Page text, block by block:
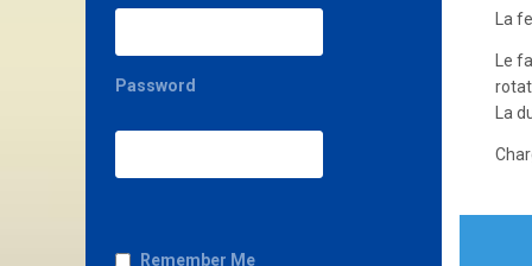
Password
Remember Me
La
Le
La